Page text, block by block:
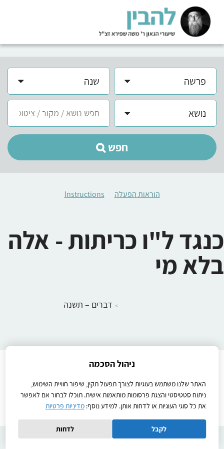
פרשה שנה
נושא
חפש
הוראות הפעלה Instructions
כנגד ל"ו כריתות - אלה
בלא מי
דברים – תשנה
הוראות הפעלה
Ⓒ2026כל הזכויות שמורות
Created by
ניהול הסכמה
האתר שלנו משתמש בעוגיות לצורך תפעול תקין, שיפור חוויית השימוש,
ניתוח סטטיסטי והצגת פרסומות מותאמות אישית. תוכלו לבחור אם לאפשר
את כל סוגי העוגיות או לדחות אותן. למידע נוסף:מדיניות פרטיות
לקבל לדחות